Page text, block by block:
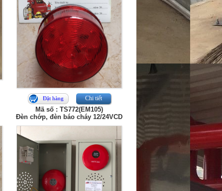
Đặt hàng Chi tiết
Mã số : TS772(EM105)
Đèn chớp, đèn báo cháy 12/24VCD